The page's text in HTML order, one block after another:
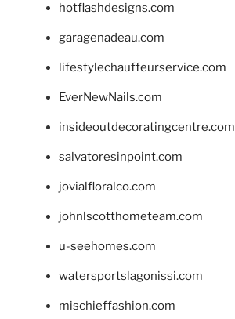
hotflashdesigns.com
garagenadeau.com
lifestylechauffeurservice.com
EverNewNails.com
insideoutdecoratingcentre.com
salvatoresinpoint.com
jovialfloralco.com
johnlscotthometeam.com
u-seehomes.com
watersportslagonissi.com
mischieffashion.com